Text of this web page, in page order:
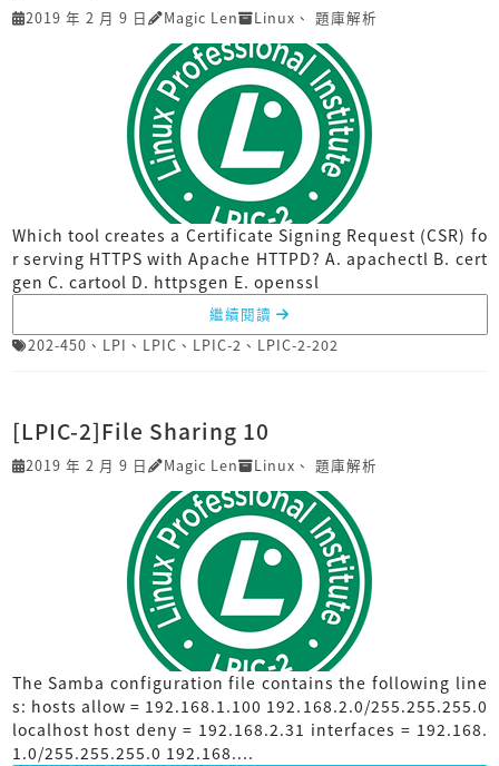
2019 年 2 月 9 日 Magic Len Linux 、 題庫解析
Which tool creates a Certificate Signing Request (CSR) fo
r serving HTTPS with Apache HTTPD? A. apachectl B. cert
gen C. cartool D. httpsgen E. openssl
繼續閱讀
202-450 、 LPI 、 LPIC 、 LPIC-2 、 LPIC-2-202
[LPIC-2]File Sharing 10
2019 年 2 月 9 日 Magic Len Linux 、 題庫解析
The Samba configuration file contains the following line
s: hosts allow = 192.168.1.100 192.168.2.0/255.255.255.0
localhost host deny = 192.168.2.31 interfaces = 192.168.
1.0/255.255.255.0 192.168....